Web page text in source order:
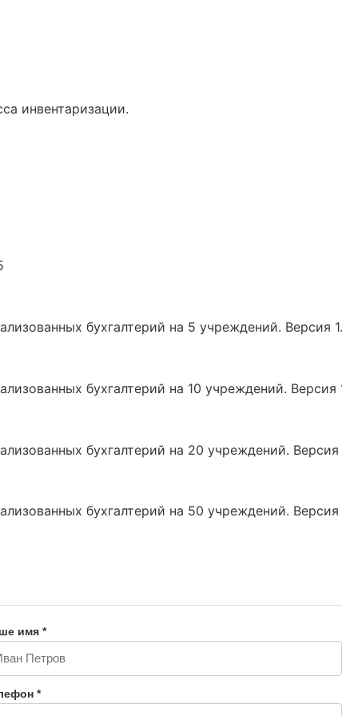
инвентаризации.
бухгалтерий на 5 учреждений. Версия
бухгалтерий на 10 учреждений. Версия
бухгалтерий на 20 учреждений. Версия
бухгалтерий на 50 учреждений. Версия
имя *
*